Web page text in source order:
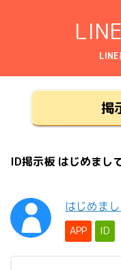
掲
ID掲示板 はじめまし
はじめま
APP ID